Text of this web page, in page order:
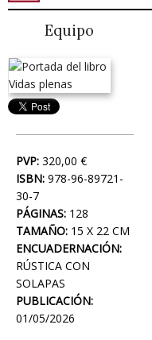
Equipo
PVP: 320,00 €
ISBN: 978-96-89721-
30-7
PÁGINAS: 128
TAMAÑO: 15 X 22 CM
ENCUADERNACIÓN:
RÚSTICA CON
SOLAPAS
PUBLICACIÓN:
01/05/2026